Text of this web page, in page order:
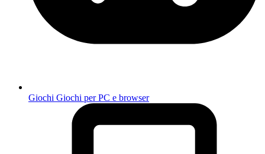
Giochi Giochi per PC e browser